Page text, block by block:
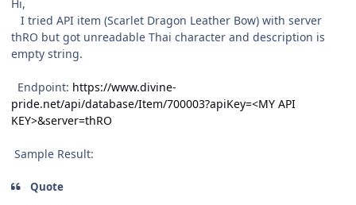
Hi,
I tried API item (Scarlet Dragon Leather Bow) with server
thRO but got unreadable Thai character and description is
empty string.
Endpoint: https://www.divine-
pride.net/api/database/Item/700003?apiKey=<MY API
KEY>&server=thRO
Sample Result:
Quote